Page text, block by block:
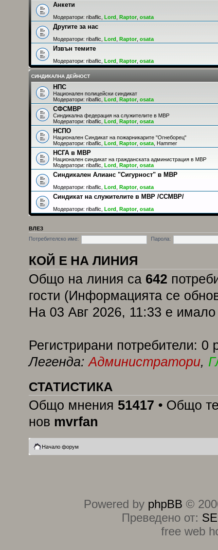
Анкети
Модератори: ribaflic Lord Raptor osata
Другите за нас
Модератори: ribaflic Lord Raptor, osata
Извън темите
Модератори: ribaflic Lord Raptor, osata
СИНДИКАЛНА ДЕЙНОСТ
НПС
Национален полицейски синдикат
Модератори: ribaflic Lord Raptor osata
СФСМВР
Синдикална федерация на служителите в МВР
Модератори: ribaflic Lord Raptor, osata
НСПО
Национален Синдикат на пожарникарите "Огнеборец"
Модератори: ribaflic Lord Raptor, osata Hammer
НСГА в МВР
Национален синдикат на гражданската администрация в МВР
Модератори: ribaflic Lord Raptor, osata
Синдикален Алианс "Сигурност" в МВР
Модератори: ribaflic Lord Raptor, osata
Синдикат на служителите в МВР /ССМВР/
Модератори: ribaflic Lord Raptor, osata
ВЛЕЗ
Потребителско име:
Парола:
КОЙ Е НА ЛИНИЯ
Общо на линия са 642
гости (Информацията се
На 03 Авг 2026, 11:33 е
Регистрирани потребители: 0
Легенда:Администратори,
СТАТИСТИКА
Общо мнения 51417 • Общо
нов mvrfan
Начало форум
Powered by phpBB ©
Преведено от:
free web